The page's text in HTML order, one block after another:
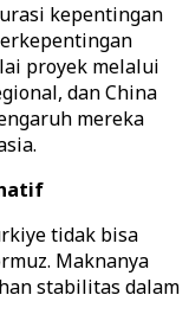
kepentingan
proyek melalui
dan China
mereka
tidak bisa
Maknanya
stabilitas dalam